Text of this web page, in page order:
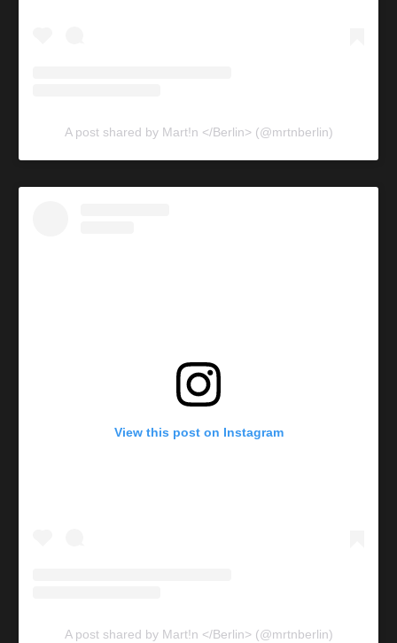
A post shared by Mart!n </Berlin> (@mrtnberlin)
View this post on Instagram
A post shared by Mart!n </Berlin> (@mrtnberlin)